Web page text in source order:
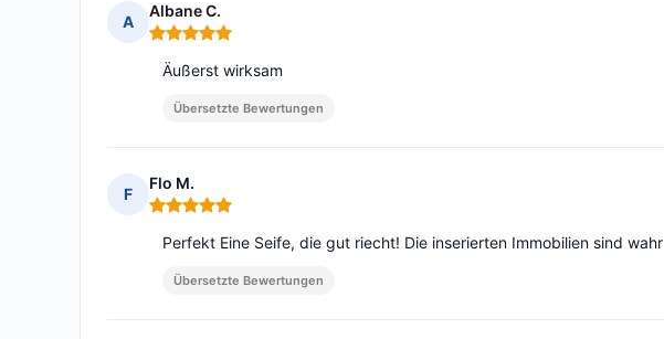
A
Albane C.
Hinweis: 5 von 5
Äußerst wirksam
Übersetzte Bewertungen
F
Flo M.
Hinweis: 5 von 5
Perfekt Eine Seife, die gut riecht! Die inserierten Immobilien sind wahr
Übersetzte Bewertungen